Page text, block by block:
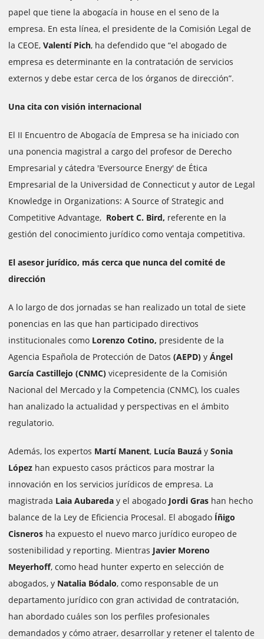
papel que tiene la abogacía in house en el seno de la
empresa. En esta línea, el presidente de la Comisión Legal de
la CEOE, Valentí Pich, ha defendido que “el abogado de
empresa es determinante en la contratación de servicios
externos y debe estar cerca de los órganos de dirección”.
Una cita con visión internacional
El II Encuentro de Abogacía de Empresa se ha iniciado con
una ponencia magistral a cargo del profesor de Derecho
Empresarial y cátedra 'Eversource Energy' de Ética
Empresarial de la Universidad de Connecticut y autor de Legal
Knowledge in Organizations: A Source of Strategic and
Competitive Advantage, Robert C. Bird, referente en la
gestión del conocimiento jurídico como ventaja competitiva.
El asesor jurídico, más cerca que nunca del comité de
dirección
A lo largo de dos jornadas se han realizado un total de siete
ponencias en las que han participado directivos
institucionales como Lorenzo Cotino, presidente de la
Agencia Española de Protección de Datos (AEPD) y Ángel
García Castillejo (CNMC) vicepresidente de la Comisión
Nacional del Mercado y la Competencia (CNMC), los cuales
han analizado la actualidad y perspectivas en el ámbito
regulatorio.
Además, los expertos Martí Manent, Lucía Bauzá y Sonia
López han expuesto casos prácticos para mostrar la
innovación en los servicios jurídicos de empresa. La
magistrada Laia Aubareda y el abogado Jordi Gras han hecho
balance de la Ley de Eficiencia Procesal. El abogado Íñigo
Cisneros ha expuesto el nuevo marco jurídico europeo de
sostenibilidad y reporting. Mientras Javier Moreno
Meyerhoff, como head hunter experto en selección de
abogados, y Natalia Bódalo, como responsable de un
departamento jurídico con gran actividad de contratación,
han abordado cuáles son los perfiles profesionales
demandados y cómo atraer, desarrollar y retener el talento de